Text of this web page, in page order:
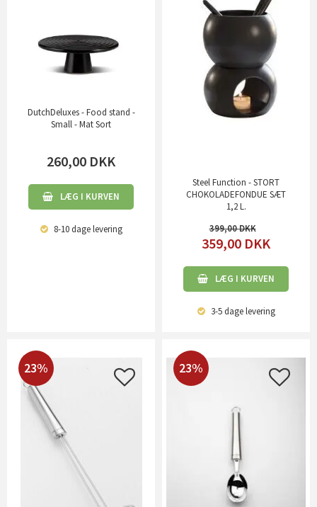
DutchDeluxes - Food stand -
Small - Mat Sort
260,00 DKK
LÆG I KURVEN
8-10 dagelevering
Steel Function - STORT
CHOKOLADEFONDUE SÆT
1,2 L.
399,00
359,00 DKK
LÆG I KURVEN
3-5 dagelevering
23% 23%